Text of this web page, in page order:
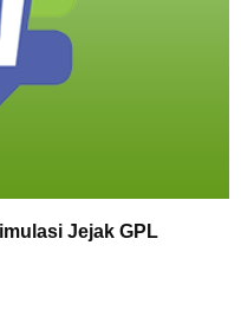
Jejak GPL